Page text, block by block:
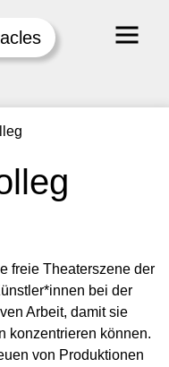
freie Theaterszene der
bei der
Arbeit, damit sie
konzentrieren können.
von Produktionen